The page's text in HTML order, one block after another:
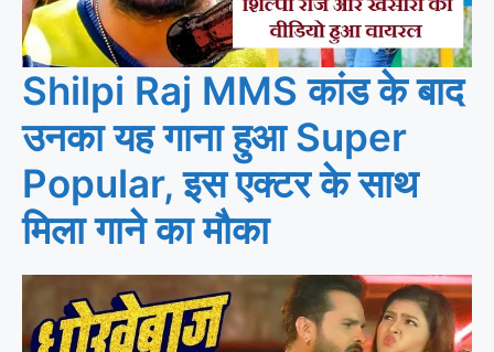
Shilpi Raj MMS कांड के बाद
उनका यह गाना हुआ Super
Popular, इस एक्टर के साथ
मिला गाने का मौका